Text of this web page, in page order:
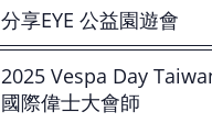
分享EYE 公益園遊會
2025 Vespa Day
國際偉士大會師